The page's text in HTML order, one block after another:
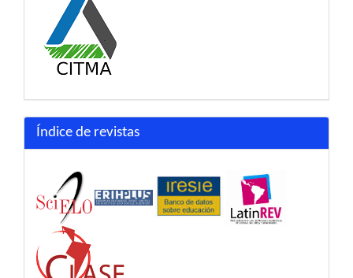
Índice de revistas